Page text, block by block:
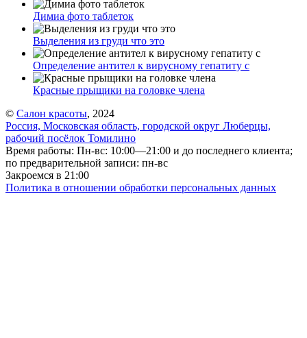
Димиа фото таблеток
Выделения из груди что это
Определение антител к вирусному гепатиту с
Красные прыщики на головке члена
© Салон красоты, 2024
Россия, Московская область, городской округ Люберцы,
рабочий посёлок Томилино
Время работы: Пн-вс: 10:00—21:00 и до последнего клиента;
по предварительной записи: пн-вс
Закроемся в 21:00
Политика в отношении обработки персональных данных